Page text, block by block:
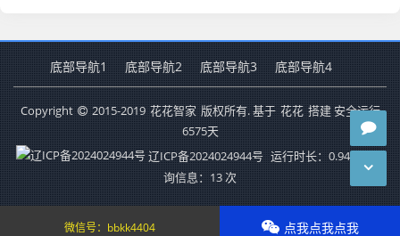
底部导航1 底部导航2 底部导航3 底部导航4
Copyright 2015-2019 花花智家 版权所有. 基于 花花 搭建 安全运行
6575天
辽ICP备2024024944号 运行时长：0.942秒 查
询信息：13 次
微信号： bbkk4404 点我点我点我